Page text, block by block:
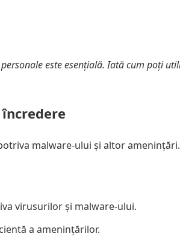
este esențială. Iată cum poți
malware-ului și altor amenințări.
virusurilor și malware-ului.
a amenințărilor.